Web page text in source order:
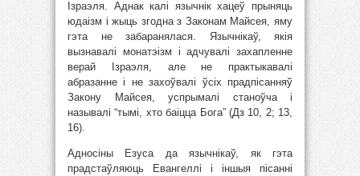
Ізраэля. Аднак калі язычнік хацеў прыняць
юдаізм і жыць згодна з Законам Майсея, яму
гэта не забаранялася. Язычнікаў, якія
вызнавалі монатэізм і адчувалі захапленне
верай Ізраэля, але не практыкавалі
абразанне і не захоўвалі ўсіх прадпісанняў
Закону Майсея, успрымалі станоўча і
называлі “тымі, хто баіцца Бога” (Дз 10, 2; 13,
16).
Адносіны Езуса да язычнікаў, як гэта
прадстаўляюць Евангеллі і іншыя пісанні